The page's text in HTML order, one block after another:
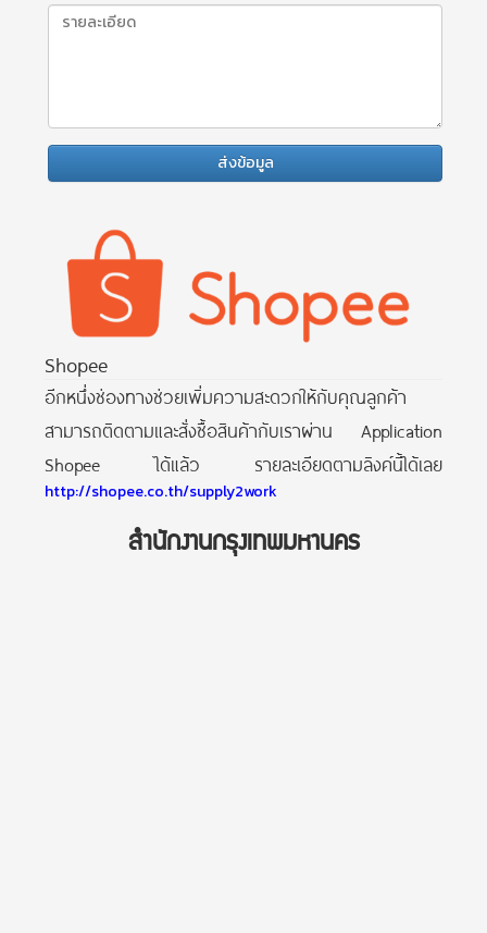
ส่งข้อมูล
Shopee
อีกหนึ่งช่องทางช่วยเพิ่มความสะดวกให้กับคุณลูกค้า
สามารถติดตามและสั่งซื้อสินค้ากับเราผ่าน Application
Shopee ได้แล้ว รายละเอียดตามลิงค์นี้ได้เลย
http://shopee.co.th/supply2work
สำนักงานกรุงเทพมหานคร